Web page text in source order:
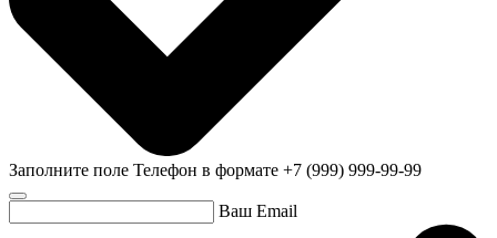
Заполните поле Телефон в формате +7 (999) 999-99-99
Ваш Email